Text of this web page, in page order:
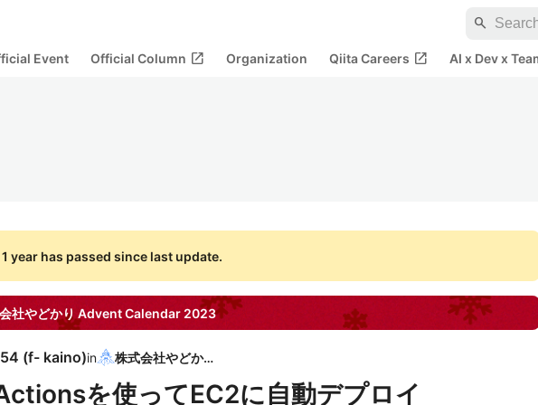
search
Event Official Column open_in_new Organization Qiita Careers open_in_new AI x Dev x
year has passed since last update.
社やどかり Advent Calendar 2023
(f- kaino)in 株式会社やどかり
を使ってEC2に自動デプロイ